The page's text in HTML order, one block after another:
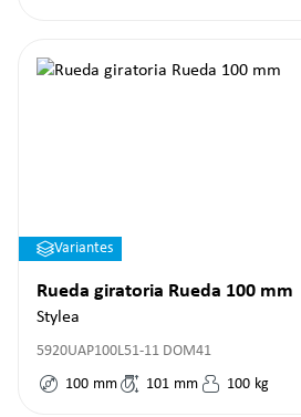
Variantes
Rueda giratoria Rueda 100 mm
Stylea
5920UAP100L51-11 DOM41
100 mm 101 mm 100 kg